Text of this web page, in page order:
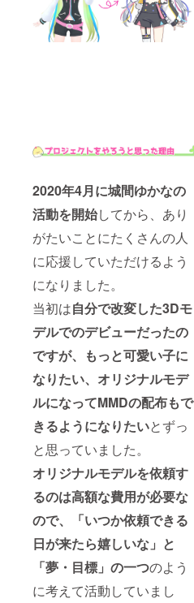
2020年4月に城間ゆかなの
活動を開始してから、あり
がたいことにたくさんの人
に応援していただけるよう
になりました。
当初は自分で改変した3Dモ
デルでのデビューだったの
ですが、もっと可愛い子に
なりたい、オリジナルモデ
ルになってMMDの配布もで
きるようになりたいとずっ
と思っていました。
オリジナルモデルを依頼す
るのは高額な費用が必要な
ので、「いつか依頼できる
日が来たら嬉しいな」と
「夢・目標」の一つのよう
に考えて活動していまし